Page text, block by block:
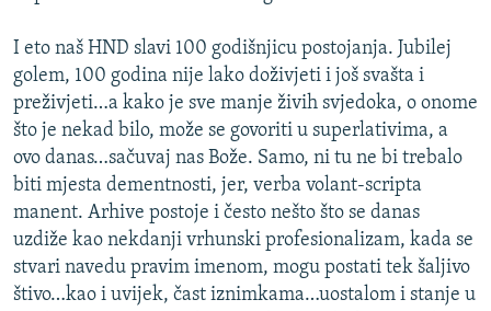
I eto naš HND slavi 100 godišnjicu postojanja. Jubilej
golem, 100 godina nije lako doživjeti i još svašta i
preživjeti…a kako je sve manje živih svjedoka, o onome
što je nekad bilo, može se govoriti u superlativima, a
ovo danas…sačuvaj nas Bože. Samo, ni tu ne bi trebalo
biti mjesta dementnosti, jer, verba volant-scripta
manent. Arhive postoje i često nešto što se danas
uzdiže kao nekdanji vrhunski profesionalizam, kada se
stvari navedu pravim imenom, mogu postati tek šaljivo
štivo…kao i uvijek, čast iznimkama…uostalom i stanje u